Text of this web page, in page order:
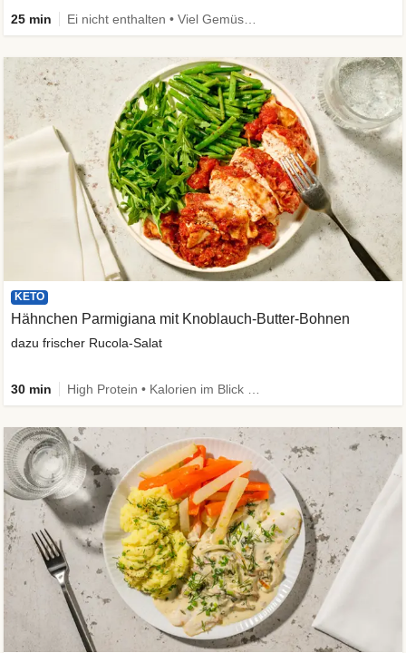
25 min
KETO
Hähnchen Parmigiana mit Knoblauch-Butter-Bohnen
dazu frischer Rucola-Salat
30 min